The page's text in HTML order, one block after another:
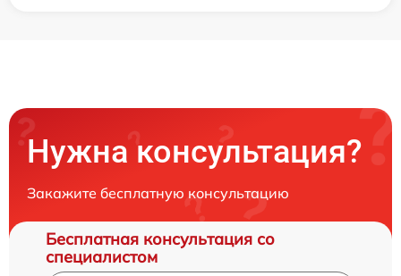
Нужна консультация?
Закажите бесплатную консультацию
Бесплатная консультация со
специалистом